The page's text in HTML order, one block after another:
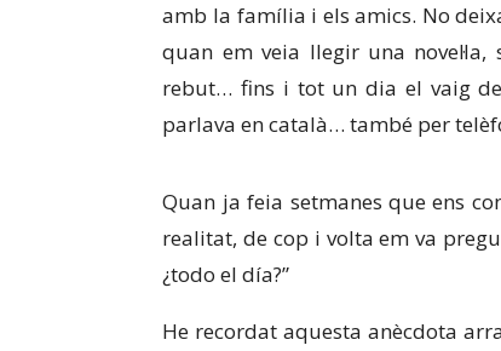
amb la família i els amics. No
quan em veia llegir una
rebut… fins i tot un dia el vaig
parlava en català… també per
Quan ja feia setmanes que ens
realitat, de cop i volta em va
¿todo el día?”
He recordat aquesta anècdota